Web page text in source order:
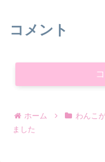
コメント
ホーム わんこ
ました